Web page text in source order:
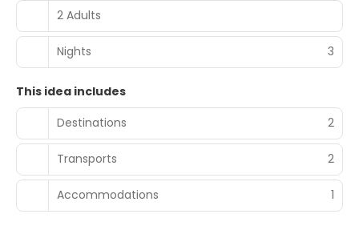
2 Adults
Nights 3
This idea includes
Destinations
2
Transports 2
Accommodations 1